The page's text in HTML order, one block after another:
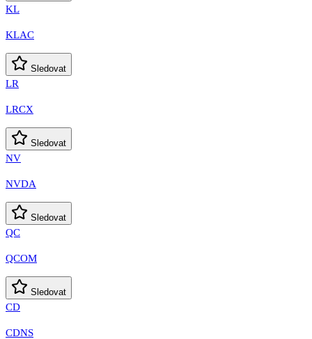
KL
KLAC
Sledovat
LR
LRCX
Sledovat
NV
NVDA
Sledovat
QC
QCOM
Sledovat
CD
CDNS